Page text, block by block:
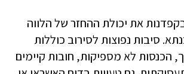
את יכולת ההחזר של הלווה
סיבות נפוצות לסירוב כוללות
הכנסות לא מספיקות, חובות קיימים